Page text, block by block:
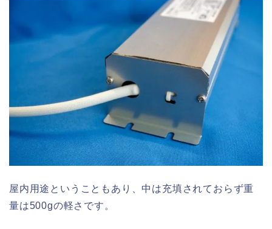
屋内用途ということもあり、中は充填されておらず重
量は500gの軽さです。